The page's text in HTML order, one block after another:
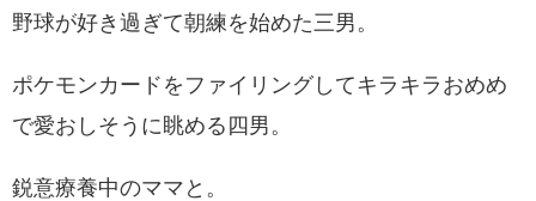
野球が好き過ぎて朝練を始めた三男。
ポケモンカードをファイリングしてキラキラおめめ
で愛おしそうに眺める四男。
鋭意療養中のママと。